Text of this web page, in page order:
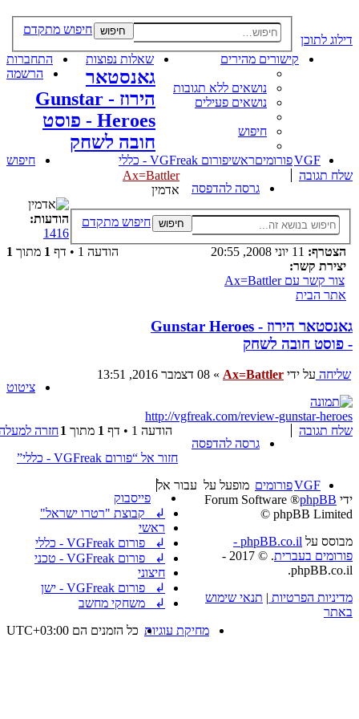
דילוג לתוכן
חיפוש חיפוש מתקדם
קישורים מהירים
נושאים ללא תגובות
נושאים פעילים
חיפוש
שאלות נפוצות
התחברות
הרשמה
VGF פורומיםראשיפורום VGFreak - כללי חיפוש
גאנסטאר
הירוז - Gunstar
Heroes - פוסט
חובה לשחק
שלח תגובה
גרסה להדפסה
חיפוש חיפוש מתקדם
הודעה 1 • דף 1מתוך 1
Ax=Battler
אדמין
הודעות:
1416
הצטרף:11 יוני 2008, 20:55
יצירת קשר:
צור קשר עם Ax=Battler
אתר הבית
גאנסטאר הירוז - Gunstar Heroes
- פוסט חובה לשחק
ציטוט
שליחה על ידי Ax=Battler
» 08 דצמבר 2016, 13:51
http://vgfreak.com/review-gunstar-heroes
חזרה למעלה
שלח תגובה
גרסה להדפסה
הודעה 1 • דף 1מתוך 1
חזור אל “פורום VGFreak - כללי”
עבור אל
פייסבוק
↲ קבוצת "רטרו ישראל"
ראשי
↲ פורום VGFreak - כללי
↲ פורום VGFreak - טכני
חיצוני
↲ פורום VGFreak - ישן
↲ משחקי מחשב
VGF פורומים
כל הזמנים הם UTC+03:00 מחיקת עוגיות
מופעל על
ידי phpBB
® Forum Software
© phpBB Limited
מבוסס על
phpBB.co.il -
פורומים בעברית
. © 2017 -
phpBB.co.il.
מדיניות הפרטיות | תנאי שימוש
באתר